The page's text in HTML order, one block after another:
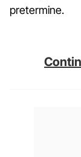
pretermine.